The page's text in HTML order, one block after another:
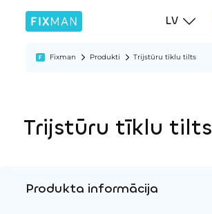
LV
Fixman Produkti Trijstūru tīklu tilts
Trijstūru tīklu tilts
Produkta informācija